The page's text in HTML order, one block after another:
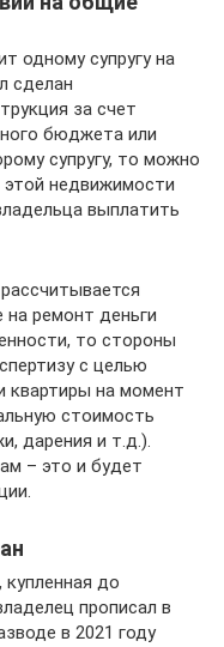
одному супругу на
сделан
за счет
бюджета или
супругу, то можно
недвижимости
выплатить
ремонт деньги
то стороны
с целью
квартиры на момент
стоимость
дарения и т.д.).
– это и будет
до
прописал в
в 2021 году